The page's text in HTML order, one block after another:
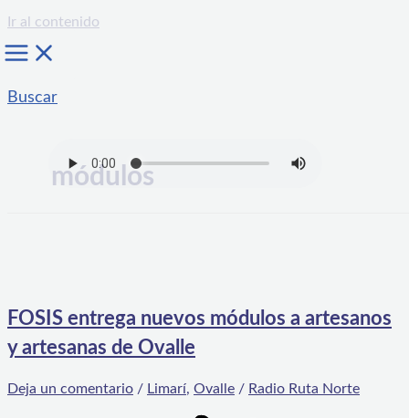
Ir al contenido
Buscar
módulos
FOSIS entrega nuevos módulos a artesanos
y artesanas de Ovalle
Deja un comentario / Limarí, Ovalle / Radio Ruta Norte